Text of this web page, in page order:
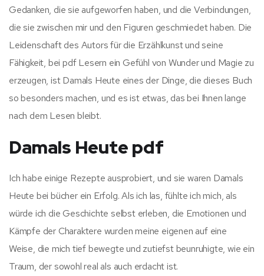
Gedanken, die sie aufgeworfen haben, und die Verbindungen,
die sie zwischen mir und den Figuren geschmiedet haben. Die
Leidenschaft des Autors für die Erzählkunst und seine
Fähigkeit, bei pdf Lesern ein Gefühl von Wunder und Magie zu
erzeugen, ist Damals Heute eines der Dinge, die dieses Buch
so besonders machen, und es ist etwas, das bei Ihnen lange
nach dem Lesen bleibt.
Damals Heute pdf
Ich habe einige Rezepte ausprobiert, und sie waren Damals
Heute bei bücher ein Erfolg. Als ich las, fühlte ich mich, als
würde ich die Geschichte selbst erleben, die Emotionen und
Kämpfe der Charaktere wurden meine eigenen auf eine
Weise, die mich tief bewegte und zutiefst beunruhigte, wie ein
Traum, der sowohl real als auch erdacht ist.